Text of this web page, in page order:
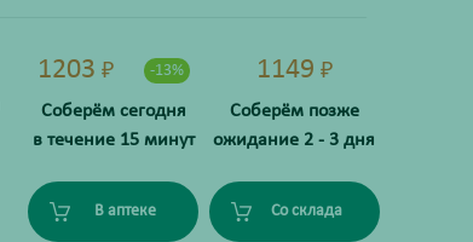
1203 ₽ -13%
Соберём сегодня
в течение 15 минут
В аптеке
1149 ₽
Соберём позже
ожидание 2 - 3 дня
Со склада